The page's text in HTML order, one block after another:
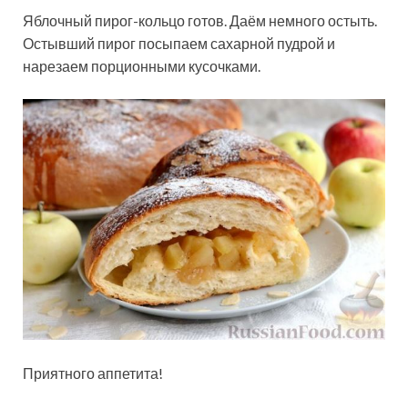
Яблочный пирог-кольцо готов. Даём немного остыть.
Остывший пирог посыпаем сахарной пудрой и
нарезаем порционными кусочками.
Приятного аппетита!